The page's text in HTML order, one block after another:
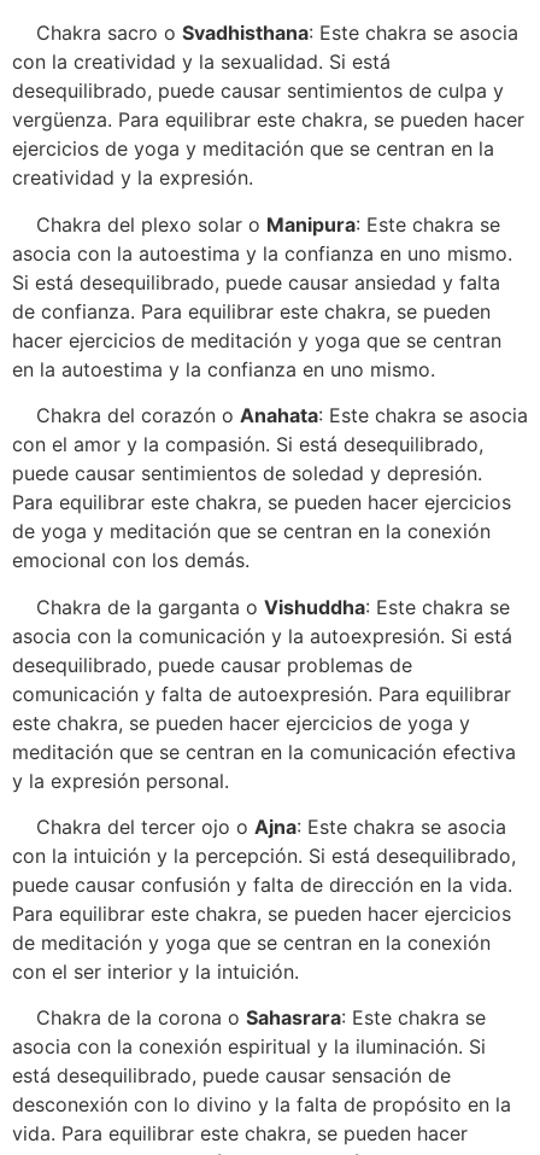
Chakra sacro o Svadhisthana: Este chakra se asocia
con la creatividad y la sexualidad. Si está
desequilibrado, puede causar sentimientos de culpa y
vergüenza. Para equilibrar este chakra, se pueden hacer
ejercicios de yoga y meditación que se centran en la
creatividad y la expresión.
Chakra del plexo solar o Manipura: Este chakra se
asocia con la autoestima y la confianza en uno mismo.
Si está desequilibrado, puede causar ansiedad y falta
de confianza. Para equilibrar este chakra, se pueden
hacer ejercicios de meditación y yoga que se centran
en la autoestima y la confianza en uno mismo.
Chakra del corazón o Anahata: Este chakra se asocia
con el amor y la compasión. Si está desequilibrado,
puede causar sentimientos de soledad y depresión.
Para equilibrar este chakra, se pueden hacer ejercicios
de yoga y meditación que se centran en la conexión
emocional con los demás.
Chakra de la garganta o Vishuddha: Este chakra se
asocia con la comunicación y la autoexpresión. Si está
desequilibrado, puede causar problemas de
comunicación y falta de autoexpresión. Para equilibrar
este chakra, se pueden hacer ejercicios de yoga y
meditación que se centran en la comunicación efectiva
y la expresión personal.
Chakra del tercer ojo o Ajna: Este chakra se asocia
con la intuición y la percepción. Si está desequilibrado,
puede causar confusión y falta de dirección en la vida.
Para equilibrar este chakra, se pueden hacer ejercicios
de meditación y yoga que se centran en la conexión
con el ser interior y la intuición.
Chakra de la corona o Sahasrara: Este chakra se
asocia con la conexión espiritual y la iluminación. Si
está desequilibrado, puede causar sensación de
desconexión con lo divino y la falta de propósito en la
vida. Para equilibrar este chakra, se pueden hacer